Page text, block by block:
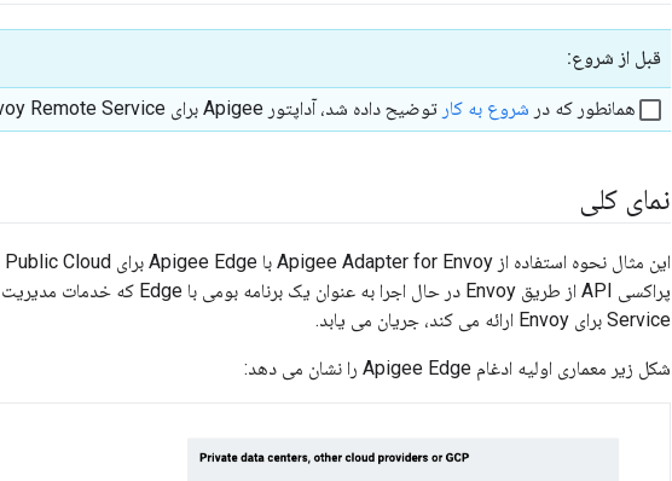
قبل از شروع:
همانطور که در شروع به کار توضیح داده شد، آداپتور Apigee برای Envoy Remote Service و CLI را دانلود و نصب کنید.
نمای کلی
Service برای Envoy ارائه می کند، جریان می یابد.
شکل زیر معماری اولیه ادغام Apigee Edge را نشان می دهد: